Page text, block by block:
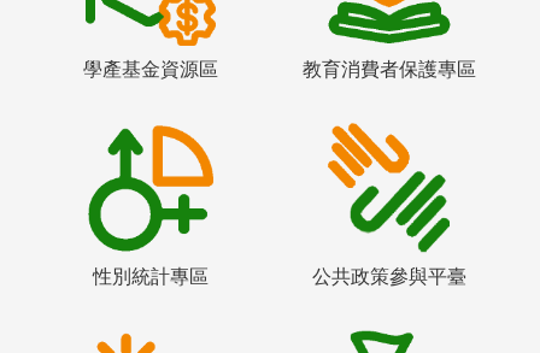
學產基金資源區 教育消費者保護專區
性別統計專區 公共政策參與平臺